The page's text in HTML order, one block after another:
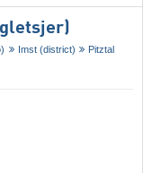
Imst (district) Pitztal